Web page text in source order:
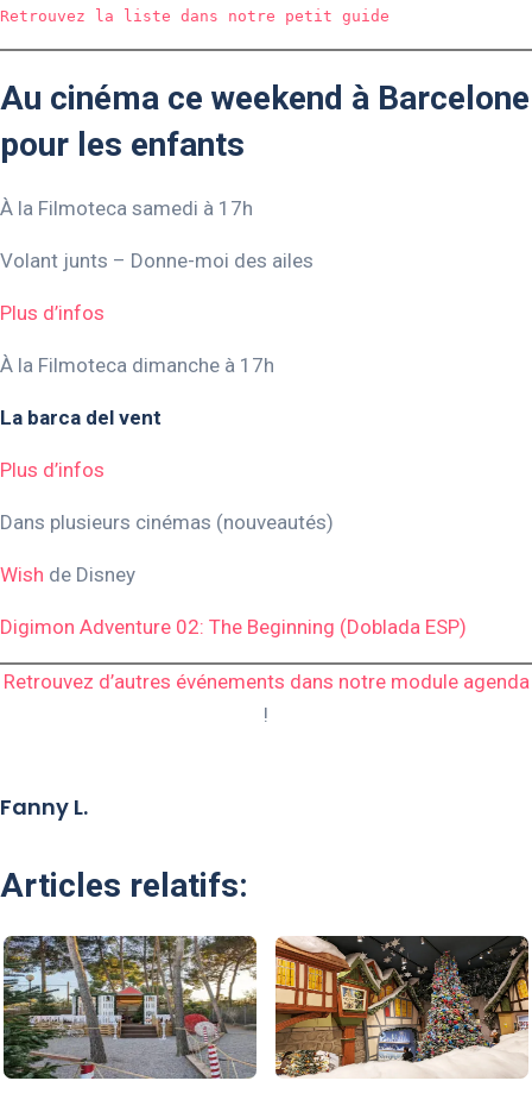
Retrouvez la liste dans notre petit guide
Au cinéma ce weekend à Barcelone
pour les enfants
À la Filmoteca samedi à 17h
Volant junts – Donne-moi des ailes
Plus d’infos
À la Filmoteca dimanche à 17h
La barca del vent
Plus d’infos
Dans plusieurs cinémas (nouveautés)
Wish de Disney
Digimon Adventure 02: The Beginning (Doblada ESP)
Retrouvez d’autres événements dans notre module agenda
!
Fanny L.
Articles relatifs: